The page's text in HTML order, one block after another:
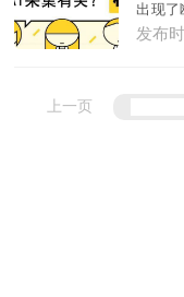
出现了
问题，
发布
上一页